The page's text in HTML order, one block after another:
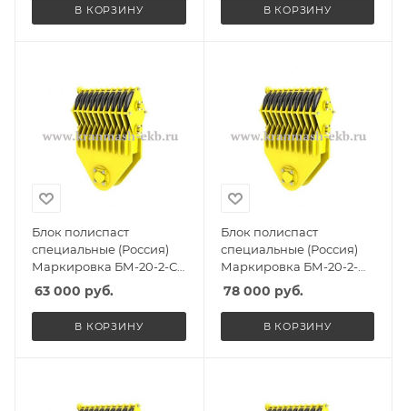
В КОРЗИНУ В КОРЗИНУ
Блок полиспаст
специальные (Россия)
Маркировка БМ-20-2-С,
Масса 215кг, Количество
роликов 2, Г/п 15т
63 000 руб.
В КОРЗИНУ
Блок полиспаст
специальные (Россия)
Маркировка БМ-20-2-
СГО, Масса 285кг,
Количество роликов 2, Г/
п 15т
78 000 руб.
В КОРЗИНУ